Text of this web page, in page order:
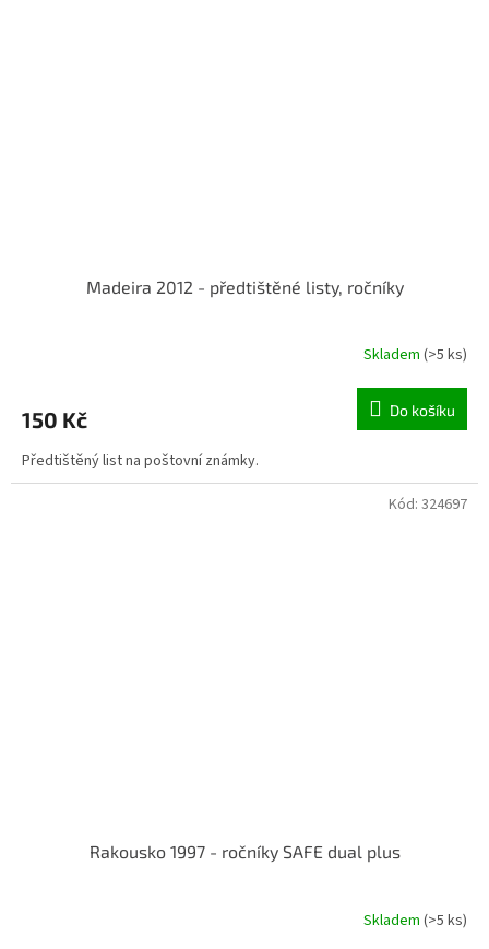
Madeira 2012 - předtištěné listy, ročníky
Skladem (>5 ks)
150 Kč Do košíku
Předtištěný list na poštovní známky.
Rakousko 1997 - ročníky SAFE dual plus
Skladem (>5 ks)
Kód: 324697